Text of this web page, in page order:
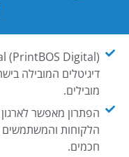
מובילים.
הפתרון מאפשר
הלקוחות והמשתמשים
חכמים.